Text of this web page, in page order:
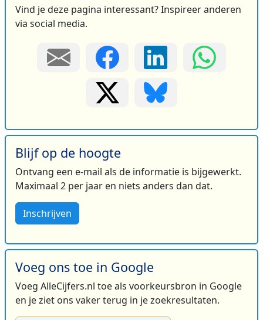
Vind je deze pagina interessant? Inspireer anderen
via social media.
Blijf op de hoogte
Ontvang een e-mail als de informatie is bijgewerkt.
Maximaal 2 per jaar en niets anders dan dat.
Inschrijven
Voeg ons toe in Google
Voeg AlleCijfers.nl toe als voorkeursbron in Google
en je ziet ons vaker terug in je zoekresultaten.